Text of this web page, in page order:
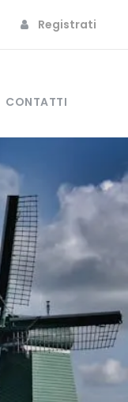
Registrati
CONTATTI